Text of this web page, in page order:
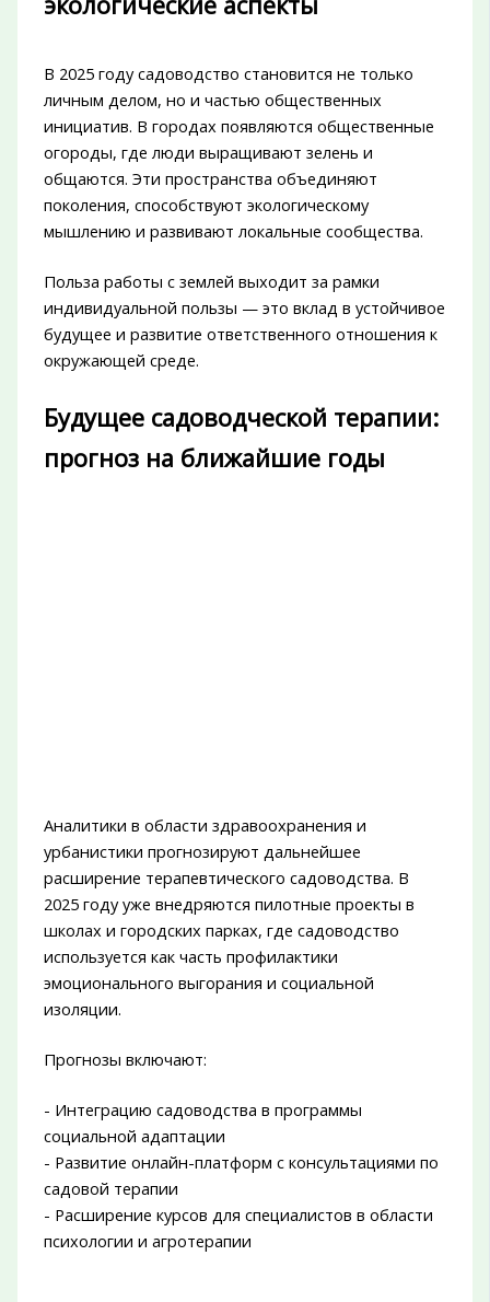
В 2025 году садоводство становится не только
личным делом, но и частью общественных
инициатив. В городах появляются общественные
огороды, где люди выращивают зелень и
общаются. Эти пространства объединяют
поколения, способствуют экологическому
мышлению и развивают локальные сообщества.
Польза работы с землей выходит за рамки
индивидуальной пользы — это вклад в устойчивое
будущее и развитие ответственного отношения к
окружающей среде.
Будущее садоводческой терапии:
прогноз на ближайшие годы
Аналитики в области здравоохранения и
урбанистики прогнозируют дальнейшее
расширение терапевтического садоводства. В
2025 году уже внедряются пилотные проекты в
школах и городских парках, где садоводство
используется как часть профилактики
эмоционального выгорания и социальной
изоляции.
Прогнозы включают:
- Интеграцию садоводства в программы
социальной адаптации
- Развитие онлайн-платформ с консультациями по
садовой терапии
- Расширение курсов для специалистов в области
психологии и агротерапии